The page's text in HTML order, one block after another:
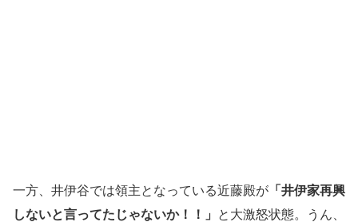
一方、井伊谷では領主となっている近藤殿が 「井伊家再興
しないと言ってたじゃないか！！」
と大激怒状態。うん、